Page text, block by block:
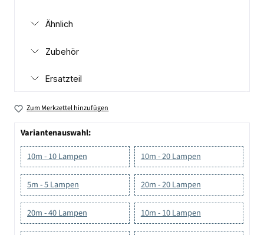
Ähnlich
Zubehör
Ersatzteil
Zum Merkzettel hinzufügen
Variantenauswahl:
10m - 10 Lampen
10m - 20 Lampen
5m - 5 Lampen 20m - 20 Lampen
20m - 40 Lampen 10m - 10 Lampen